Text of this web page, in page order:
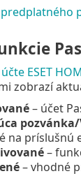
účte ESET
zobrazí
– účet
na príslušnú
–
– vhodné